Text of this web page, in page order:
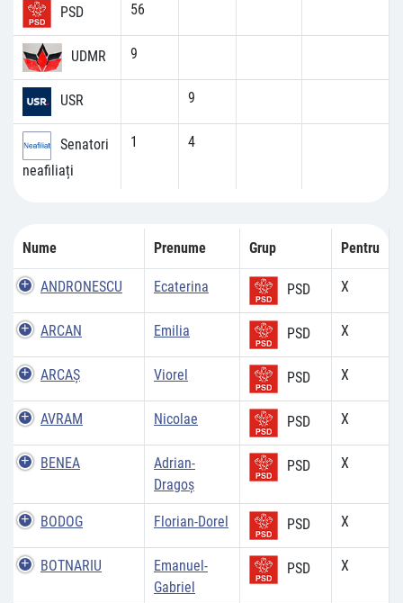
PSD 56
UDMR 9
USR 9
Senatori
neafiliați
1 4
Nume Prenume Grup Pentru
ANDRONESCU Ecaterina PSD X
ARCAN Emilia PSD X
ARCAŞ Viorel PSD X
AVRAM Nicolae PSD X
BENEA
Adrian-
Dragoș
PSD X
BODOG Florian-Dorel PSD X
BOTNARIU
Emanuel-
Gabriel
PSD X